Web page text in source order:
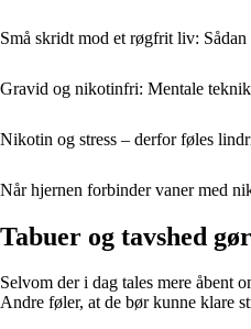
Små skridt mod et røgfrit liv:
Gravid og nikotinfri: Mentale
Nikotin og stress – derfor føles
Når hjernen forbinder vaner med
Tabuer og tavshed
Selvom der i dag tales mere åbent
Andre føler, at de bør kunne klare